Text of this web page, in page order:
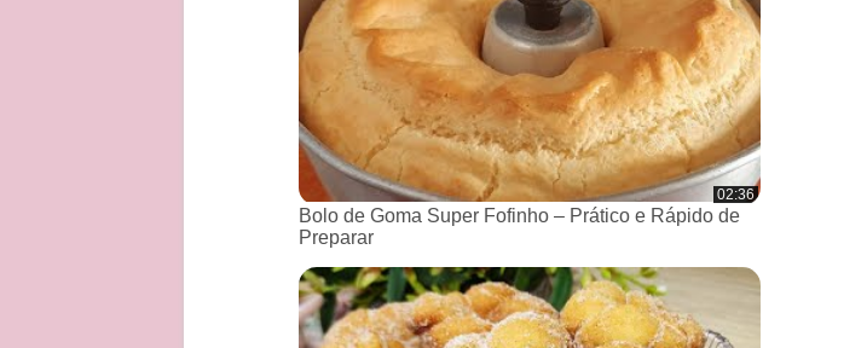
02:36
Bolo de Goma Super Fofinho – Prático e Rápido de
Preparar